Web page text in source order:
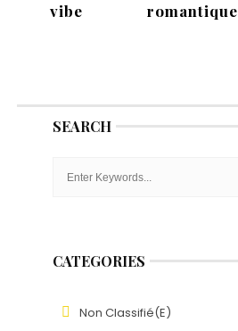
vibe
romantique
SEARCH
CATEGORIES
Non Classifié(e)